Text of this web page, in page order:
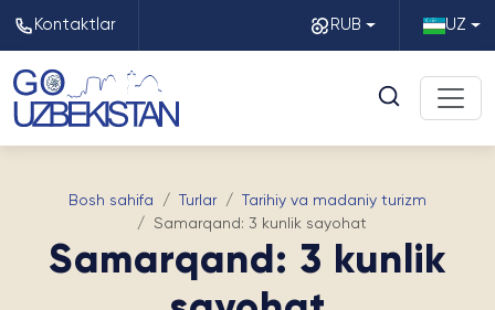
Kontaktlar RUB UZ
Bosh sahifa Turlar
Tarihiy va madaniy turizm
Samarqand: 3 kunlik sayohat
Samarqand: 3 kunlik